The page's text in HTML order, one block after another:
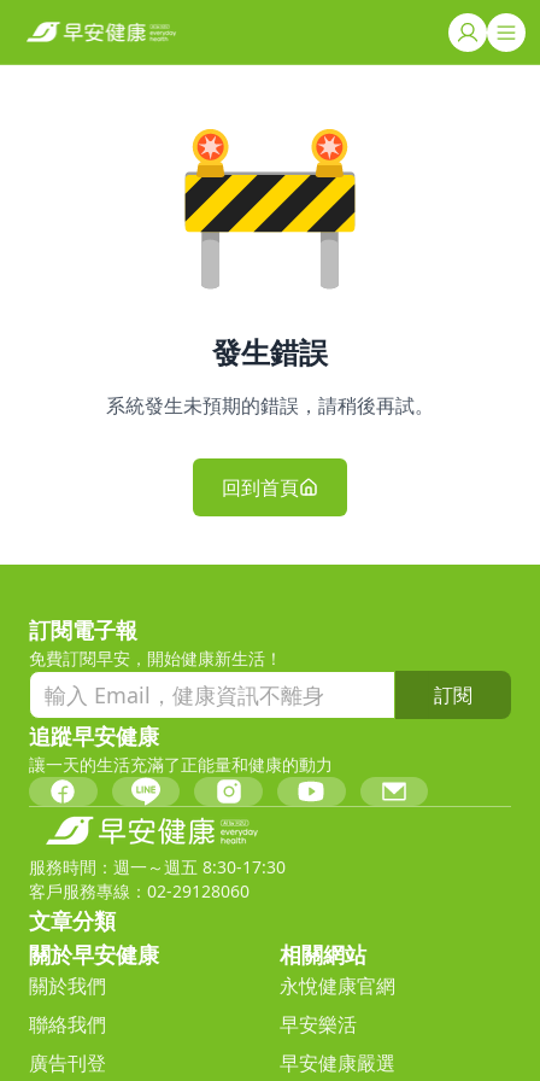
發生錯誤
系統發生未預期的錯誤，請稍後再試。
回到首頁
訂閱電子報
免費訂閱早安，開始健康新生活！
訂閱
追蹤早安健康
讓一天的生活充滿了正能量和健康的動力
服務時間：週一～週五 8:30-17:30
客戶服務專線：02-29128060
文章分類
關於早安健康
關於我們
聯絡我們
廣告刊登
相關網站
永悅健康官網
早安樂活
早安健康嚴選